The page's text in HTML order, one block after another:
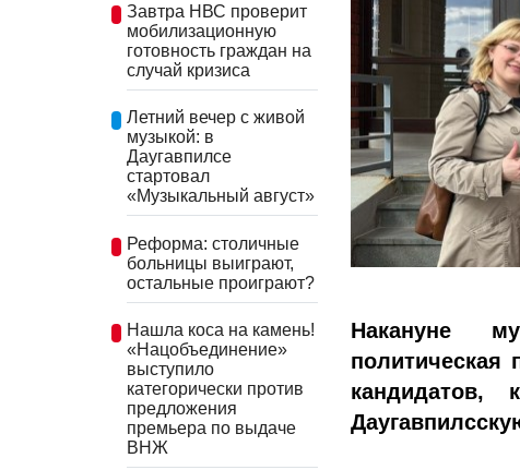
Завтра НВС проверит
мобилизационную
готовность граждан на
случай кризиса
Летний вечер с живой
музыкой: в
Даугавпилсе
стартовал
«Музыкальный август»
Реформа: столичные
больницы выиграют,
остальные проиграют?
Нашла коса на камень!
«Нацобъединение»
выступило
категорически против
предложения
премьера по выдаче
ВНЖ
Накануне
политическая
кандидатов,